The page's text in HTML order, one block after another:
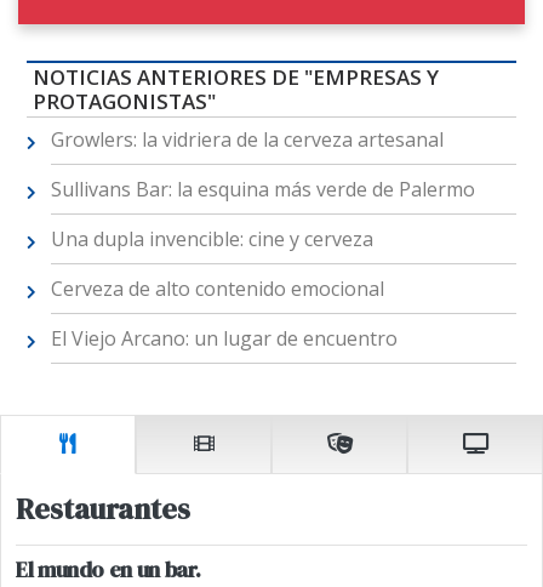
NOTICIAS ANTERIORES DE "EMPRESAS Y
PROTAGONISTAS"
Growlers: la vidriera de la cerveza artesanal
Sullivans Bar: la esquina más verde de Palermo
Una dupla invencible: cine y cerveza
Cerveza de alto contenido emocional
El Viejo Arcano: un lugar de encuentro
Restaurantes
El mundo en un bar.